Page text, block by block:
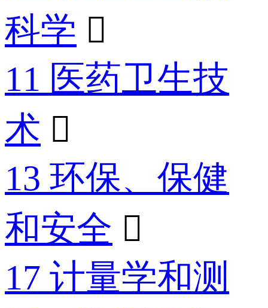
科学 
11 医药卫生技
术 
13 环保、保健
和安全 
17 计量学和测